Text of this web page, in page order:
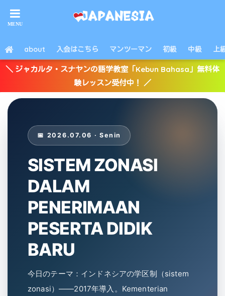
about 入会はこちら マンツーマン 初級 中級 上
＼ ジャカルタ・スナヤンの語学教室「Kebun Bahasa」無料体
験レッスン受付中！ ／
📅 2026.07.06 · Senin
SISTEM ZONASI
DALAM
PENERIMAAN
PESERTA DIDIK
BARU
今日のテーマ：インドネシアの学区制（sistem
zonasi）——2017年導入。Kementerian